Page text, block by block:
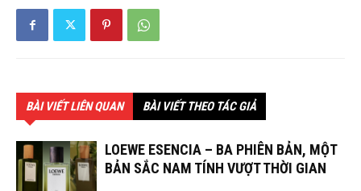
BÀI VIẾT LIÊN QUAN BÀI VIẾT THEO TÁC GIẢ
LOEWE ESENCIA – BA PHIÊN BẢN, MỘT
BẢN SẮC NAM TÍNH VƯỢT THỜI GIAN